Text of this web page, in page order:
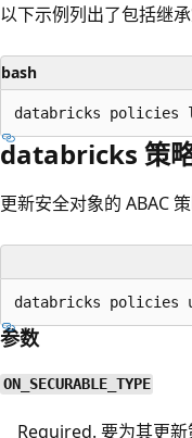
以下示例列出了包括继承
bash
databricks 策
更新安全对象的 ABAC 策
参数
ON_SECURABLE_TYPE
Required. 要为其更新